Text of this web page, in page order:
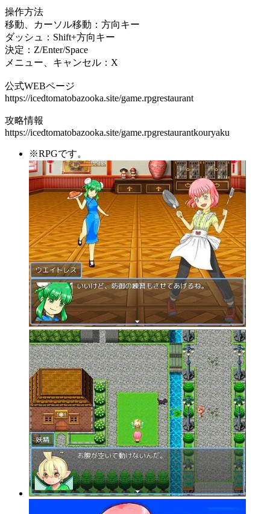
操作方法
移動、カーソル移動：方向キー
ダッシュ：Shift+方向キー
決定：Z/Enter/Space
メニュー、キャンセル：X
公式WEBページ
https://icedtomatobazooka.site/game.rpgrestaurant
攻略情報
https://icedtomatobazooka.site/game.rpgrestaurantkouryaku
※RPGです。